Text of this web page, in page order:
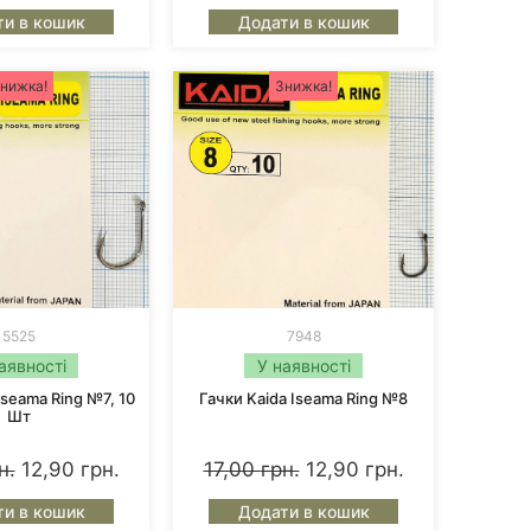
пропонуємо тільки оригінальні товари
в кошик Додати в кошик
5525
Ring №7, 10
Шт
12,90 грн.
в кошик
Знижка!
7948
У наявності
Гачки Kaida Iseama Ring №8
17,00грн. 12,90 грн.
Додати в кошик